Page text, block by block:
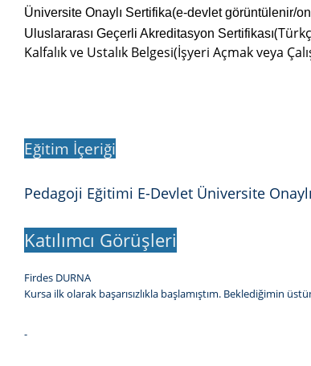
Üniversite Onaylı Sertifika(e-devlet görüntülenir/
Uluslararası Geçerli Akreditasyon Sertifikası
Kalfalık ve Ustalık Belgesi(İşyeri Açmak veya
Eğitim İçeriği
Pedagoji Eğitimi E-Devlet Üniversite
Katılımcı Görüşleri
Firdes DURNA
Kursa ilk olarak başarısızlıkla başlamıştım. Beklediğimin
-